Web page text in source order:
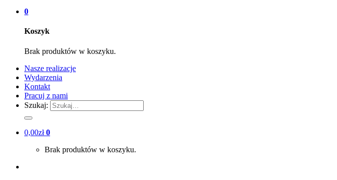
0
Koszyk
Brak produktów w koszyku.
Nasze realizacje
Wydarzenia
Kontakt
Pracuj z nami
Szukaj:
0,00zł 0
Brak produktów w koszyku.